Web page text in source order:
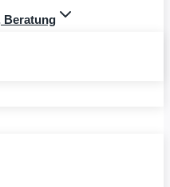
Beratung